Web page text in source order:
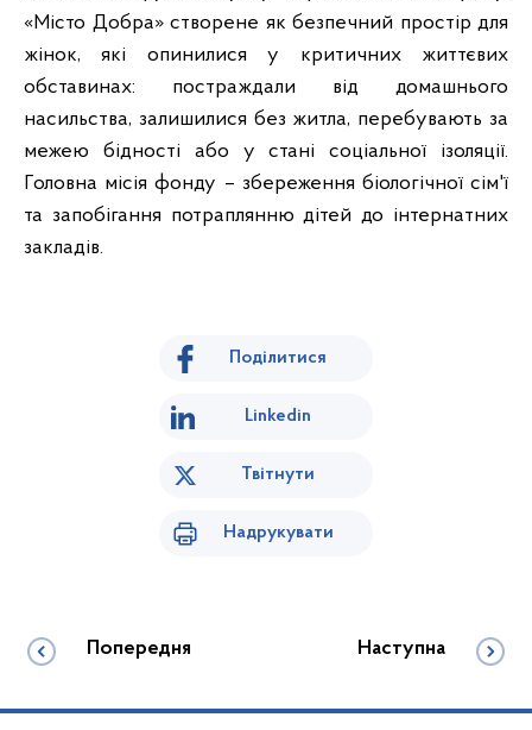
«Місто Добра» створене як безпечний простір для
жінок, які опинилися у критичних життєвих
обставинах: постраждали від домашнього
насильства, залишилися без житла, перебувають за
межею бідності або у стані соціальної ізоляції.
Головна місія фонду – збереження біологічної сім'ї
та запобігання потраплянню дітей до інтернатних
закладів.
Поділитися
Linkedin
Твітнути
Надрукувати
Попередня Наступна